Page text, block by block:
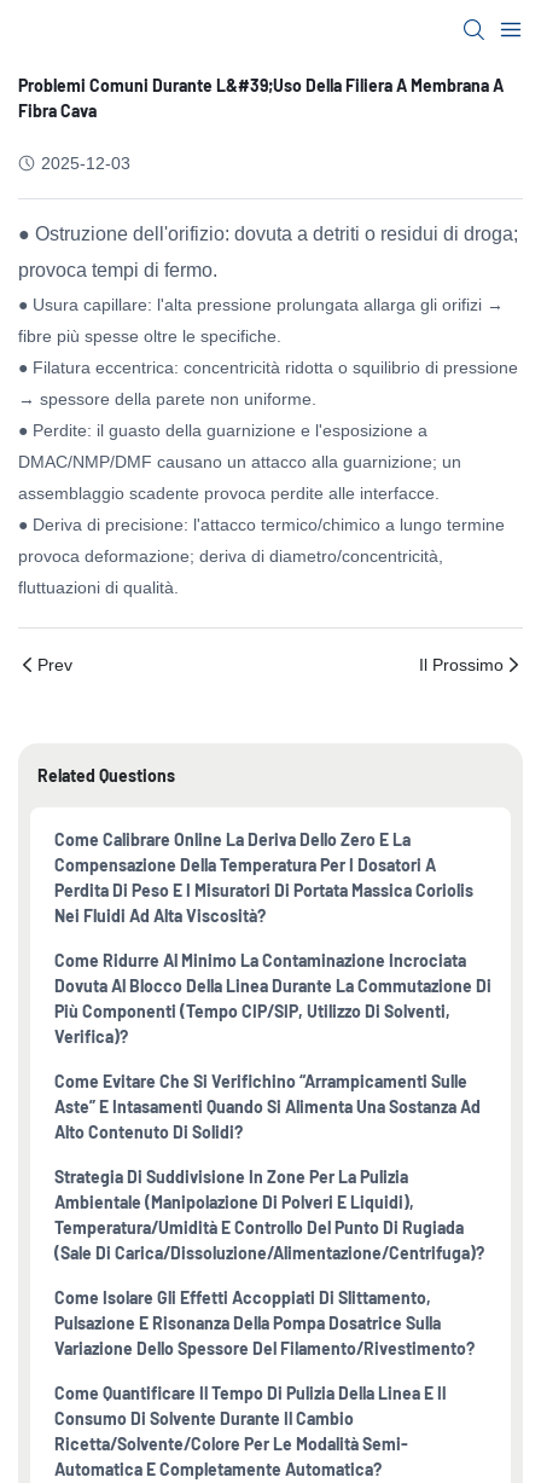
Problemi Comuni Durante L&#39;uso Della Filiera A Membrana A
Fibra Cava
2025-12-03
● Ostruzione dell'orifizio: dovuta a detriti o residui di droga;
provoca tempi di fermo.
● Usura capillare: l'alta pressione prolungata allarga gli orifizi →
fibre più spesse oltre le specifiche.
● Filatura eccentrica: concentricità ridotta o squilibrio di pressione
→ spessore della parete non uniforme.
● Perdite: il guasto della guarnizione e l'esposizione a
DMAC/NMP/DMF causano un attacco alla guarnizione; un
assemblaggio scadente provoca perdite alle interfacce.
● Deriva di precisione: l'attacco termico/chimico a lungo termine
provoca deformazione; deriva di diametro/concentricità,
fluttuazioni di qualità.
Prev Il Prossimo
Related Questions
Come Calibrare Online La Deriva Dello Zero E La
Compensazione Della Temperatura Per I Dosatori A
Perdita Di Peso E I Misuratori Di Portata Massica Coriolis
Nei Fluidi Ad Alta Viscosità?
Come Ridurre Al Minimo La Contaminazione Incrociata
Dovuta Al Blocco Della Linea Durante La Commutazione Di
Più Componenti (tempo CIP/SIP, Utilizzo Di Solventi,
Verifica)?
Come Evitare Che Si Verifichino “arrampicamenti Sulle
Aste” E Intasamenti Quando Si Alimenta Una Sostanza Ad
Alto Contenuto Di Solidi?
Strategia Di Suddivisione In Zone Per La Pulizia
Ambientale (manipolazione Di Polveri E Liquidi),
Temperatura/umidità E Controllo Del Punto Di Rugiada
(sale Di Carica/dissoluzione/alimentazione/centrifuga)?
Come Isolare Gli Effetti Accoppiati Di Slittamento,
Pulsazione E Risonanza Della Pompa Dosatrice Sulla
Variazione Dello Spessore Del Filamento/rivestimento?
Come Quantificare Il Tempo Di Pulizia Della Linea E Il
Consumo Di Solvente Durante Il Cambio
Ricetta/solvente/colore Per Le Modalità Semi-
Automatica E Completamente Automatica?